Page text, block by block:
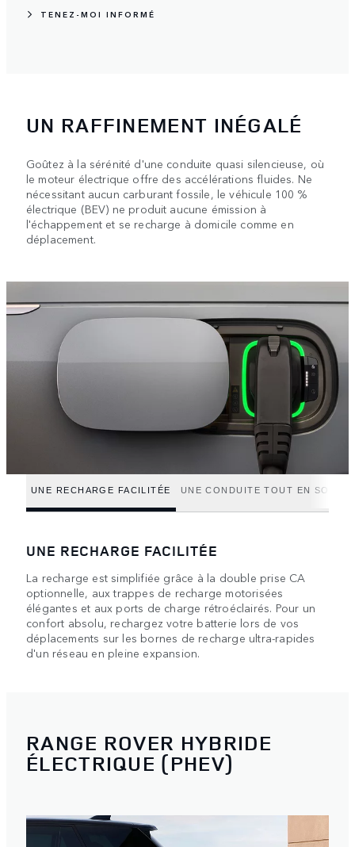
TENEZ-MOI INFORMÉ
UN RAFFINEMENT INÉGALÉ
Goûtez à la sérénité d'une conduite quasi silencieuse, où
le moteur électrique offre des accélérations fluides. Ne
nécessitant aucun carburant fossile, le véhicule 100 %
électrique (BEV) ne produit aucune émission à
l'échappement et se recharge à domicile comme en
déplacement.
UNE RECHARGE FACILITÉE UNE CONDUITE TOUT EN
UNE RECHARGE FACILITÉE
La recharge est simplifiée grâce à la double prise CA
optionnelle, aux trappes de recharge motorisées
élégantes et aux ports de charge rétroéclairés. Pour un
confort absolu, rechargez votre batterie lors de vos
déplacements sur les bornes de recharge ultra-rapides
d'un réseau en pleine expansion.
RANGE ROVER HYBRIDE
ÉLECTRIQUE (PHEV)